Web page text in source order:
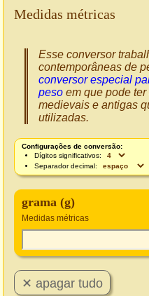
Medidas métricas
Esse conversor
contemporâneas de
conversor especial
peso em que pode
medievais e antigas
utilizadas.
Configurações de conversão:
Dígitos significativos:
Separador decimal:
grama (g)
Medidas métricas